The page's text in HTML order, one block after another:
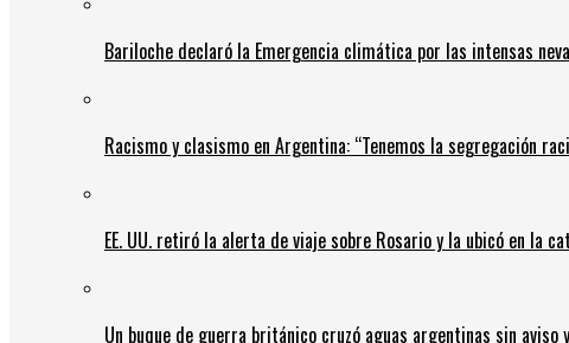
Bariloche declaró la Emergencia climática por las intensas
Racismo y clasismo en Argentina: “Tenemos la segregación
EE. UU. retiró la alerta de viaje sobre Rosario y la ubicó en la
Un buque de guerra británico cruzó aguas argentinas sin aviso